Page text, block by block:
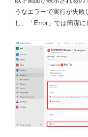
うなエラーで実行が失
し、「Error」では簡潔